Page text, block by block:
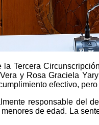
la Tercera
y Rosa Graciela
efectivo,
responsable del
de edad. La